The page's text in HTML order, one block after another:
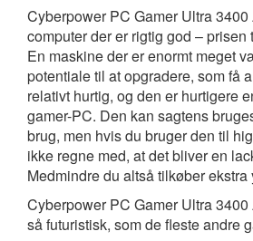
Cyberpower PC Gamer Ultra 3400
computer der er rigtig god – prisen
En maskine der er enormt meget
potentiale til at opgradere, som få
relativt hurtig, og den er hurtigere
gamer-PC. Den kan sagtens
brug, men hvis du bruger den til
ikke regne med, at det bliver en
Medmindre du altså tilkøber ekstra
Cyberpower PC Gamer Ultra
så futuristisk, som de fleste andre